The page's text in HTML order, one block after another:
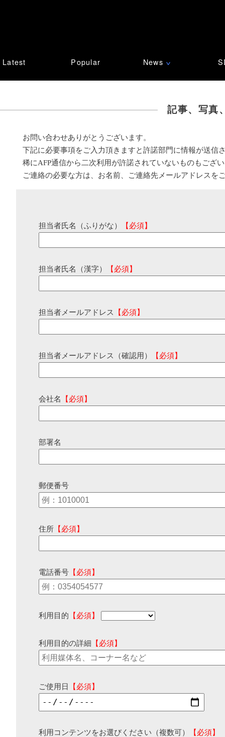
Latest Popular News ∨
記事、写真
お問い合わせありがとうございます。
下記に必要事項をご入力頂きますと許諾部門に情報が送信
稀にAFP通信から二次利用が許諾されていないものもござ
ご連絡の必要な方は、お名前、ご連絡先メールアドレスを
担当者氏名（ふりがな） 【必須】
担当者氏名（漢字） 【必須】
担当者メールアドレス 【必須】
担当者メールアドレス（確認用） 【必須】
会社名 【必須】
部署名
郵便番号
住所 【必須】
電話番号 【必須】
利用目的 【必須】
利用目的の詳細 【必須】
ご使用日 【必須】
利用コンテンツをお選びください（複数可）
【必須】